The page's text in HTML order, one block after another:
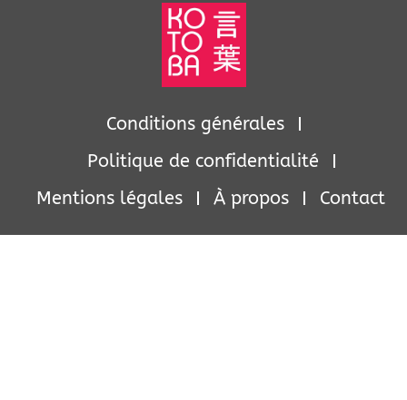
Conditions générales
Politique de confidentialité
Mentions légales
À propos Contact